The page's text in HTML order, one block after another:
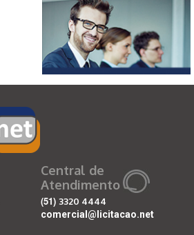
Central de
Atendimento
(51) 3320 4444
comercial@licitacao.net